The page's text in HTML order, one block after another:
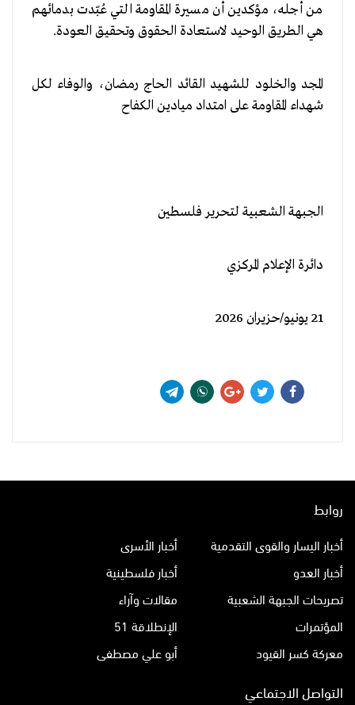
من أجله، مؤكدين أن مسيرة المقاومة التي عُبّدت بدمائهم
هي الطريق الوحيد لاستعادة الحقوق وتحقيق العودة.
المجد والخلود للشهيد القائد الحاج رمضان، والوفاء لكل
شهداء المقاومة على امتداد ميادين الكفاح
الجبهة الشعبية لتحرير فلسطين
دائرة الإعلام المركزي
21 يونيو/حزيران 2026
روابط
أخبار اليسار والقوى التقدمية
أخبار الأسرى
أخبار العدو
أخبار فلسطينية
تصريحات الجبهة الشعبية
مقالات وآراء
المؤتمرات
الإنطلاقة 51
معركة كسر القيود
أبو علي مصطفى
التواصل الاجتماعي